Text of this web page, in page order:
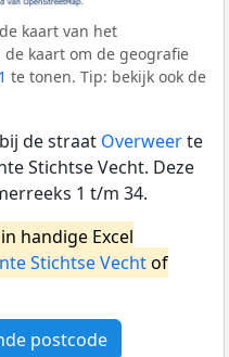
kaart van het
de kaart om de geografie
te tonen. Tip: bekijk ook de
de straat Overweerte
Stichtse Vecht. Deze
1 t/m 34.
handige Excel
Stichtse Vechtof
postcode